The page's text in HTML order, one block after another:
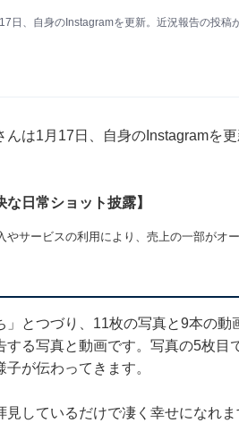
日、自身のInstagramを更新。近況報告の投
んは1月17日、自身のInstagramを
な日常ショット披露】
サービスの利用により、売上の一部がオ
」とつづり、11枚の写真と9本の
する写真と動画です。写真の5枚目
が伝わってきます。
見しているだけで凄く幸せになれ